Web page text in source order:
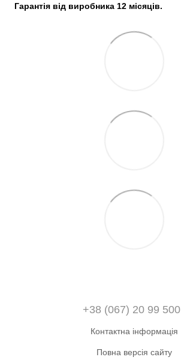
Гарантія від виробника 12 місяців.
+38 (067) 20 99 500
Контактна інформація
Повна версія сайту